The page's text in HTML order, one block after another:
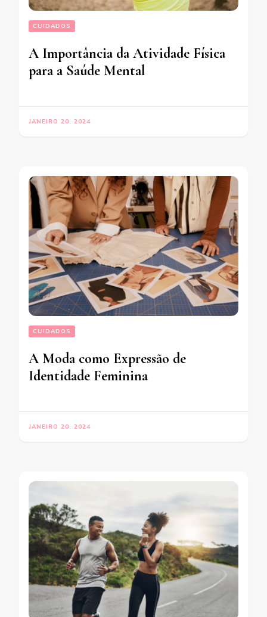
CUIDADOS
A Importância da Atividade Física
para a Saúde Mental
JANEIRO 20, 2024
CUIDADOS
A Moda como Expressão de
Identidade Feminina
JANEIRO 20, 2024